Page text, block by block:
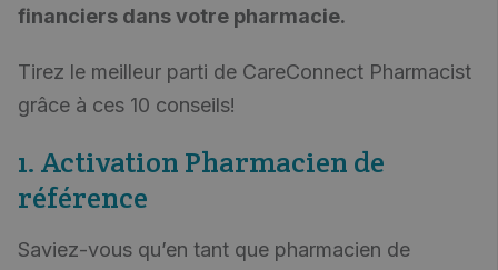
financiers dans votre pharmacie.
Tirez le meilleur parti de CareConnect Pharmacist
grâce à ces 10 conseils!
1. Activation Pharmacien de
référence
Saviez-vous qu’en tant que pharmacien de